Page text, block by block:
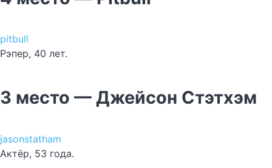
pitbull
Рэпер, 40 лет.
3 место — Джейсон Стэтхэм
jasonstatham
Актёр, 53 года.